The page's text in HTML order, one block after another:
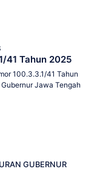
41 Tahun 2025
100.3.3.1/41 Tahun
Jawa Tengah
GUBERNUR